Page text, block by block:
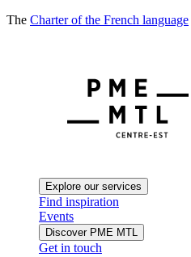
The Charter of the French language
Explore our services
Find inspiration
Events
Discover PME MTL
Get in touch